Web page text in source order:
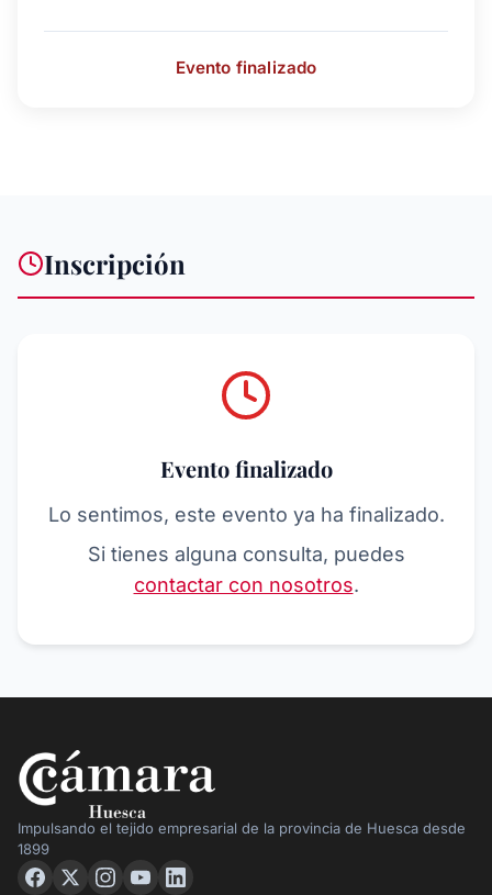
Evento finalizado
Inscripción
Evento finalizado
Lo sentimos, este evento ya ha finalizado.
Si tienes alguna consulta, puedes
contactar con nosotros.
Impulsando el tejido empresarial de la provincia de Huesca desde
1899